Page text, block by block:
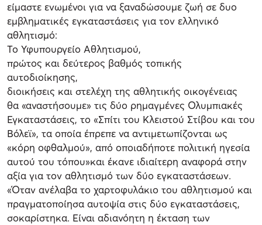
είμαστε ενωμένοι για να ξαναδώσουμε ζωή σε δυο
εμβληματικές εγκαταστάσεις για τον ελληνικό
αθλητισμό:
Το Υφυπουργείο Αθλητισμού,
πρώτος και δεύτερος βαθμός τοπικής
αυτοδιοίκησης,
διοικήσεις και στελέχη της αθλητικής οικογένειας
θα «αναστήσουμε» τις δύο ρημαγμένες Ολυμπιακές
Εγκαταστάσεις, το «Σπίτι του Κλειστού Στίβου και του
Βόλεϊ», τα οποία έπρεπε να αντιμετωπίζονται ως
«κόρη οφθαλμού», από οποιαδήποτε πολιτική ηγεσία
αυτού του τόπου»και έκανε ιδιαίτερη αναφορά στην
αξία για τον αθλητισμό των δύο εγκαταστάσεων.
«Όταν ανέλαβα το χαρτοφυλάκιο του αθλητισμού και
πραγματοποίησα αυτοψία στις δύο εγκαταστάσεις,
σοκαρίστηκα. Είναι αδιανόητη η έκταση των